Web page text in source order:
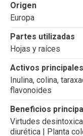
Origen
Europa
Partes utilizadas
Hojas y raíces
Activos principales
Inulina, colina,
flavonoides
Beneficios
Virtudes
diurética | Planta